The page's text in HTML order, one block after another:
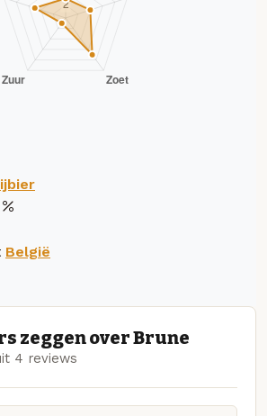
België
zeggen over Brune
4 reviews